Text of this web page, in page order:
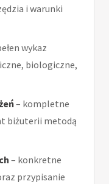
i warunki
wykaz
biologiczne,
– kompletne
biżuterii metodą
– konkretne
przypisanie